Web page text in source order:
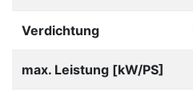
Verdichtung
max. Leistung [kW/PS]